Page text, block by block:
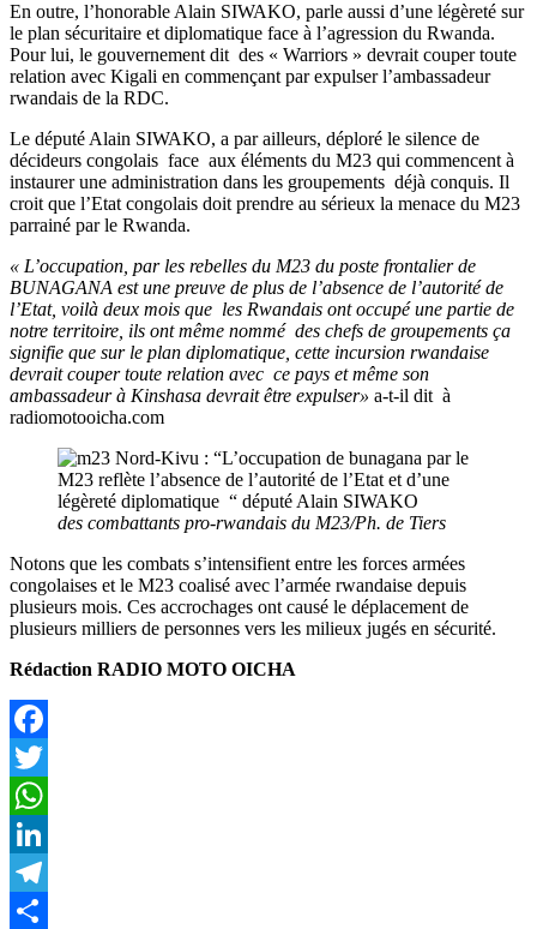
En outre, l’honorable Alain SIWAKO, parle aussi d’une légèreté sur
le plan sécuritaire et diplomatique face à l’agression du Rwanda.
Pour lui, le gouvernement dit des « Warriors » devrait couper toute
relation avec Kigali en commençant par expulser l’ambassadeur
rwandais de la RDC.
Le député Alain SIWAKO, a par ailleurs, déploré le silence de
décideurs congolais face aux éléments du M23 qui commencent à
instaurer une administration dans les groupements déjà conquis. Il
croit que l’Etat congolais doit prendre au sérieux la menace du M23
parrainé par le Rwanda.
« L’occupation, par les rebelles du M23 du poste frontalier de
BUNAGANA est une preuve de plus de l’absence de l’autorité de
l’Etat, voilà deux mois que les Rwandais ont occupé une partie de
notre territoire, ils ont même nommé des chefs de groupements ça
signifie que sur le plan diplomatique, cette incursion rwandaise
devrait couper toute relation avec ce pays et même son
ambassadeur à Kinshasa devrait être expulser» a-t-il dit à
radiomotooicha.com
des combattants pro-rwandais du M23/Ph. de Tiers
Notons que les combats s’intensifient entre les forces armées
congolaises et le M23 coalisé avec l’armée rwandaise depuis
plusieurs mois. Ces accrochages ont causé le déplacement de
plusieurs milliers de personnes vers les milieux jugés en sécurité.
Rédaction RADIO MOTO OICHA
Facebook
Twitter
WhatsApp
LinkedIn
Telegram